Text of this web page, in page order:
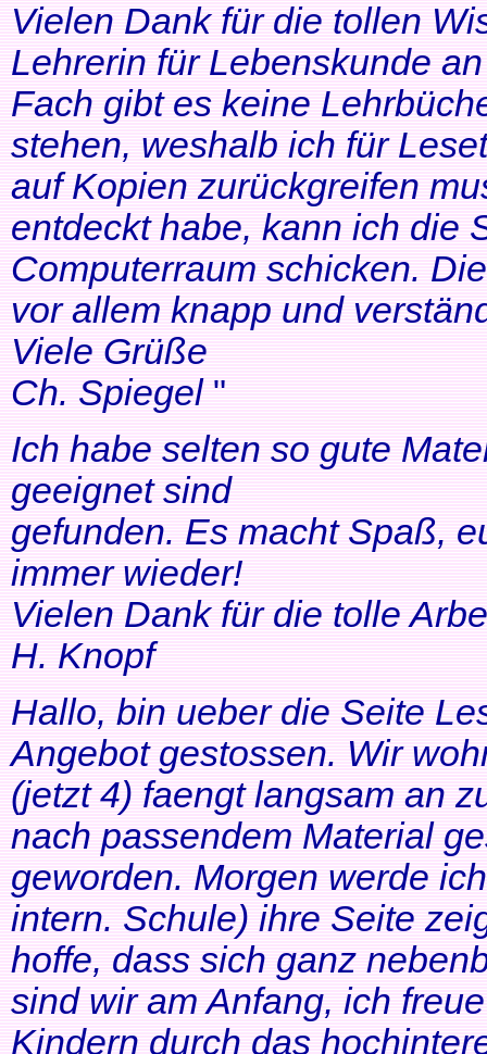
Vielen Dank für die tollen
Lehrerin für Lebenskunde
Fach gibt es keine
stehen, weshalb ich für
auf Kopien zurückgreifen
entdeckt habe, kann ich die
Computerraum schicken.
vor allem knapp und
Viele Grüße
Ch. Spiegel"
Ich habe selten so gute
geeignet sind
gefunden. Es macht Spaß,
immer wieder!
Vielen Dank für die tolle
H. Knopf
Hallo, bin ueber die Seite
Angebot gestossen. Wir
(jetzt 4) faengt langsam an
nach passendem Material
geworden. Morgen werde
intern. Schule) ihre Seite
hoffe, dass sich ganz
sind wir am Anfang, ich
Kindern durch das